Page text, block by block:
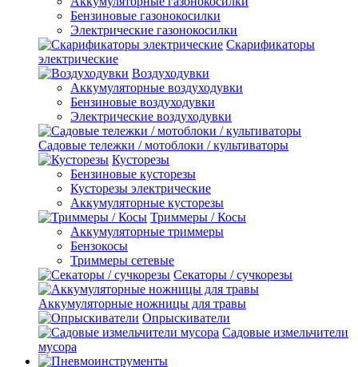
Бензиновые газонокосилки
Электрические газонокосилки
Скарификаторы
электрические
Воздуходувки
Аккумуляторные воздуходувки
Бензиновые воздуходувки
Электрические воздуходувки
Садовые тележки / мотоблоки / культиваторы
Кусторезы
Бензиновые кусторезы
Кусторезы электрические
Аккумуляторные кусторезы
Триммеры / Косы
Аккумуляторные триммеры
Бензокосы
Триммеры сетевые
Секаторы / сучкорезы
Аккумуляторные ножницы для травы
Опрыскиватели
Садовые измельчители
мусора